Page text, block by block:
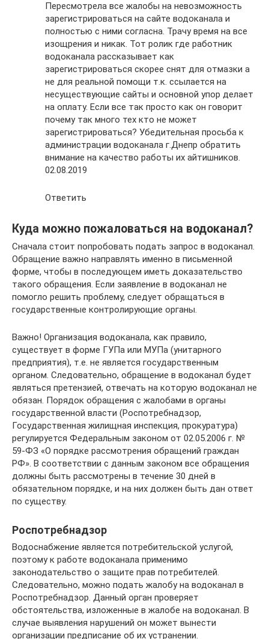
Пересмотрела все жалобы на невозможность
зарегистрироваться на сайте водоканала и
полностью с ними согласна. Трачу время на все
изощрения и никак. Тот ролик где работник
водоканала рассказывает как
зарегистрироваться скорее снят для отмазки а
не для реальной помощи т.к. ссылается на
несуществующие сайты и основной упор делает
на оплату. Если все так просто как он говорит
почему так много тех кто не может
зарегистрироваться? Убедительная просьба к
администрации водоканала г.Днепр обратить
внимание на качество работы их айтишников.
02.08.2019
Ответить
Куда можно пожаловаться на водоканал?
Сначала стоит попробовать подать запрос в водоканал.
Обращение важно направлять именно в письменной
форме, чтобы в последующем иметь доказательство
такого обращения. Если заявление в водоканал не
помогло решить проблему, следует обращаться в
государственные контролирующие органы.
Важно! Организация водоканала, как правило,
существует в форме ГУПа или МУПа (унитарного
предприятия), т.е. не является государственным
органом. Следовательно, обращение в водоканал будет
являться претензией, отвечать на которую водоканал не
обязан. Порядок обращения с жалобами в органы
государственной власти (Роспотребнадзор,
Государственная жилищная инспекция, прокуратура)
регулируется Федеральным законом от 02.05.2006 г. №
59-ФЗ «О порядке рассмотрения обращений граждан
РФ». В соответствии с данным законом все обращения
должны быть рассмотрены в течение 30 дней в
обязательном порядке, и на них должен быть дан ответ
по существу.
Роспотребнадзор
Водоснабжение является потребительской услугой,
поэтому к работе водоканала применимо
законодательство о защите прав потребителей.
Следовательно, можно подать жалобу на водоканал в
Роспотребнадзор. Данный орган проверяет
обстоятельства, изложенные в жалобе на водоканал. В
случае выявления нарушений он может вынести
организации предписание об их устранении.